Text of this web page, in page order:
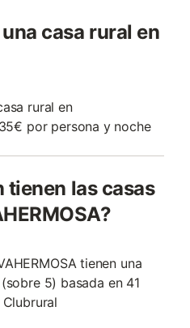
casa rural en
rural en
por persona y noche
tienen las casas
tienen una
5) basada en 41